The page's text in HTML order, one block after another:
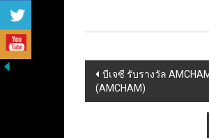
Post
navigation
บีเจซี รับรางวัล
(AMCHAM)